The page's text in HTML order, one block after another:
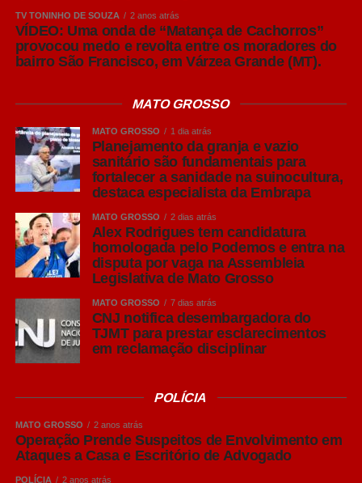
contribuem muito para preservar a sanidade do rebanho”,
concluiu o especialista.
encerra ano letivo de projetos
quinta-feira (24)
Para o presidente da Acrismat, Frederico Tannure Filho,
levar especialistas da Embrapa ao simpósio reforça o
conhecimento técnico que contribua para o fortalecimento
da suinocultura mato-grossense.
“A sanidade é um dos maiores patrimônios da
suinocultura brasileira e precisa ser preservada
diariamente dentro das granjas. Trazer esse debate para
o Simpósio permite que nossos produtores tenham
acesso às melhores práticas e entendam que, muitas
produção em lotes e no cumprimento do vazio sanitário
geram ganhos expressivos em produtividade e
competitividade. A Acrismat trabalha justamente para
aproximar o produtor dessas informações e fortalecer
cada vez mais a cadeia produtiva em Mato Grosso”,
TV TONINHO DE SOUZA 2 anos atrás
VÍDEO: Uma onda de “Matança de Cachorros”
provocou medo e revolta entre os moradores do
bairro São Francisco, em Várzea Grande (MT).
MATO GROSSO
MATO GROSSO 1 dia atrás
Planejamento da granja e vazio
sanitário são fundamentais para
fortalecer a sanidade na suinocultura,
destaca especialista da Embrapa
MATO GROSSO 2 dias atrás
Alex Rodrigues tem candidatura
homologada pelo Podemos e entra na
disputa por vaga na Assembleia
Legislativa de Mato Grosso
MATO GROSSO 7 dias atrás
CNJ notifica desembargadora do
TJMT para prestar esclarecimentos
em reclamação disciplinar
POLÍCIA
MATO GROSSO 2 anos atrás
Operação Prende Suspeitos de Envolvimento em
Ataques a Casa e Escritório de Advogado
POLÍCIA 2 anos atrás